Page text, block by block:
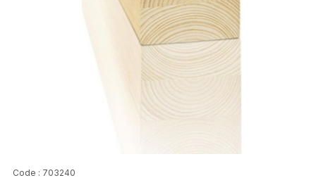
Code : 703240